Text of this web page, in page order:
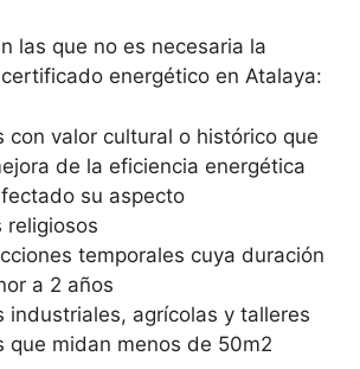
las que no es necesaria la
energético en Atalaya:
con valor cultural o histórico que
de la eficiencia energética
su aspecto
religiosos
temporales cuya duración
a 2 años
industriales, agrícolas y talleres
que midan menos de 50m2